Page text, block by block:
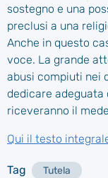
sostegno e una
preclusi a una
Anche in questo
voce. La grande
abusi compiuti nei
dedicare adeguata
riceveranno il
Qui il testo
Tag Tutela